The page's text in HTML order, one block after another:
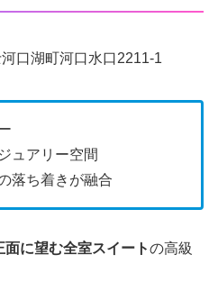
口湖町河口水口2211-1
ュアリー空間
落ち着きが融合
面に望む全室スイートの高級